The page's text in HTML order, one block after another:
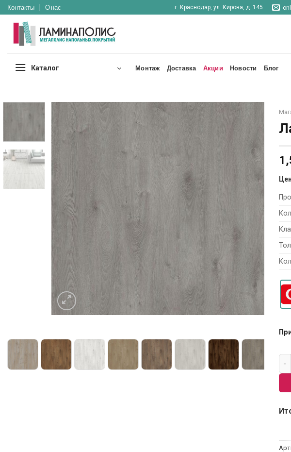
Skip
to
content
Контакты О нас г. Краснодар, ул. Кирова, д. 145
Каталог Монтаж Доставка Акции Новости Блог